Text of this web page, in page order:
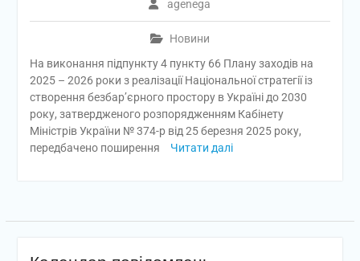
agenega
Новини
На виконання підпункту 4 пункту 66 Плану заходів на
2025 – 2026 роки з реалізації Національної стратегії із
створення безбар’єрного простору в Україні до 2030
року, затвердженого розпорядженням Кабінету
Міністрів України № 374-р від 25 березня 2025 року,
передбачено поширення
Читати далі